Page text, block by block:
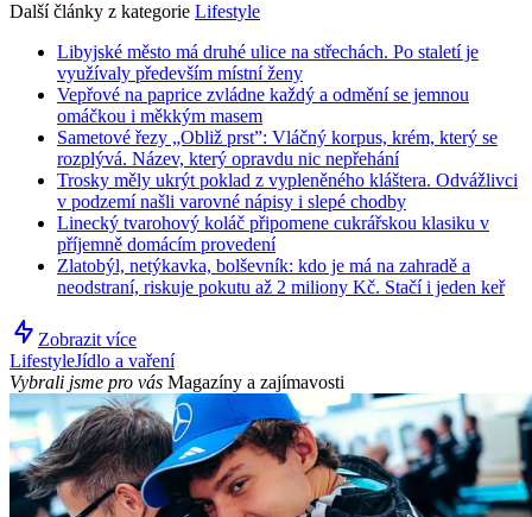
Další články z kategorie Lifestyle
Libyjské město má druhé ulice na střechách. Po staletí je
využívaly především místní ženy
Vepřové na paprice zvládne každý a odmění se jemnou
omáčkou i měkkým masem
Sametové řezy „Obliž prst”: Vláčný korpus, krém, který se
rozplývá. Název, který opravdu nic nepřehání
Trosky měly ukrýt poklad z vypleněného kláštera. Odvážlivci
v podzemí našli varovné nápisy i slepé chodby
Linecký tvarohový koláč připomene cukrářskou klasiku v
příjemně domácím provedení
Zlatobýl, netýkavka, bolševník: kdo je má na zahradě a
neodstraní, riskuje pokutu až 2 miliony Kč. Stačí i jeden keř
Zobrazit více
LifestyleJídlo a vaření
Vybrali jsme pro vás Magazíny a zajímavosti